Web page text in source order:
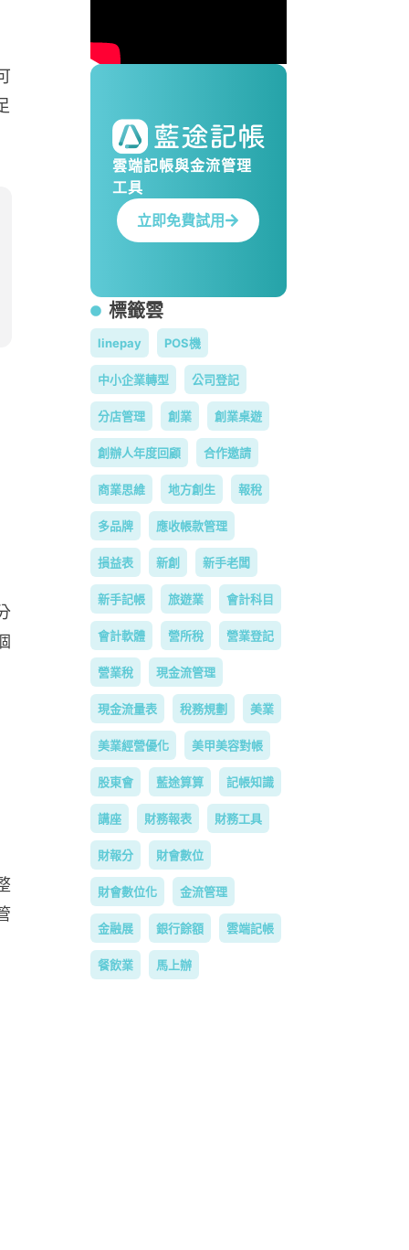
雲端記帳與金流管理
工具
立即免費試用
標籤雲
linepay POS機
中小企業轉型 公司登記
分店管理 創業 創業桌遊
創辦人年度回顧 合作邀請
商業思維 地方創生 報稅
多品牌 應收帳款管理
損益表 新創 新手老闆
新手記帳 旅遊業 會計科目
會計軟體 營所稅 營業登記
營業稅 現金流管理
現金流量表 稅務規劃 美業
美業經營優化 美甲美容對帳
股東會 藍途算算 記帳知識
講座 財務報表 財務工具
財報分 財會數位
財會數位化 金流管理
金融展 銀行餘額 雲端記帳
餐飲業 馬上辦